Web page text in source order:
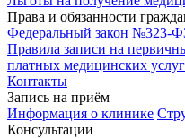
Права и обязанности
Федеральный закон №323-
Правила записи на
платных медицинских услуг
Контакты
Запись на приём
Информация о клинике
Консультации